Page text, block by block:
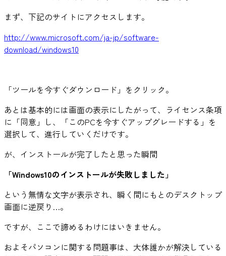
まず、下記のサイトにアクセスします。
http://www.microsoft.com/ja-jp/software-
download/windows10
「ツールを今すぐダウンロード」をクリック。
あとは基本的には画面の表示にしたがって、ライセンス条項
に「同意」し、「このPCを今すぐアップグレードする」を
選択して、進行していくだけです。
が、インストールが完了したと思った瞬間
「Windows10のインストールが失敗しました」
という無情な文字が表示され、瞬く間にもとのデスクトップ
画面に逆戻り…。
ですが、ここで諦めるわけにはいきません。
およそパソコンに関する問題事は、大体誰かが解決している